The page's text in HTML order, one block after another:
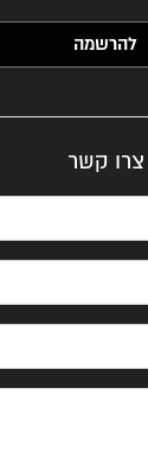
צרו קשר